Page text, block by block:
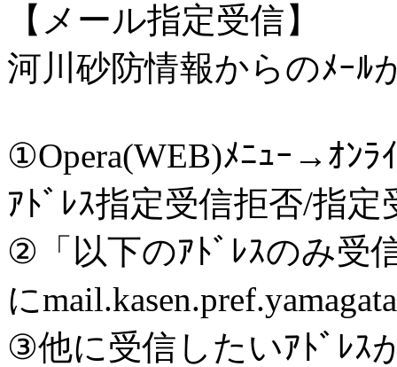
【メール指定受信】
河川砂防情報からのﾒｰﾙ
①Opera(WEB)ﾒﾆｭｰ→ｵﾝ
ｱﾄﾞﾚｽ指定受信拒否/指
②「以下のｱﾄﾞﾚｽのみ受
に
③他に受信したいｱﾄﾞﾚｽ